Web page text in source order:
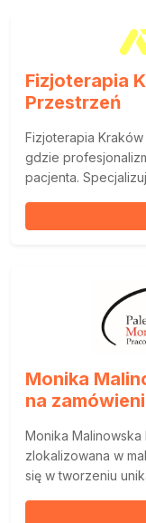
Fizjoterapia
Przestrzeń
Fizjoterapia
gdzie
pacjenta.
Monika
na
Monika Malinowska
zlokalizowana w
się w tworzeniu